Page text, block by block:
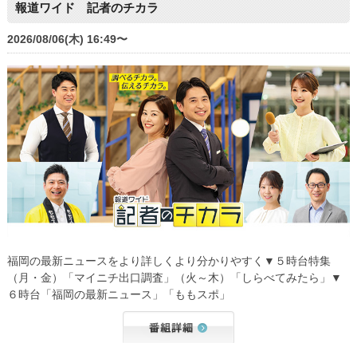
報道ワイド 記者のチカラ
2026/08/06(木) 16:49〜
福岡の最新ニュースをより詳しくより分かりやすく▼５時台特集
（月・金）「マイニチ出口調査」（火～木）「しらべてみたら」▼
６時台「福岡の最新ニュース」「ももスポ」